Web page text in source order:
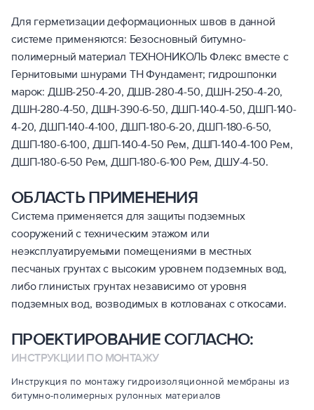
Для герметизации деформационных швов в данной
системе применяются: Безосновный битумно-
полимерный материал ТЕХНОНИКОЛЬ Флекс вместе с
Гернитовыми шнурами ТН Фундамент; гидрошпонки
марок: ДШВ-250-4-20, ДШВ-280-4-50, ДШН-250-4-20,
ДШН-280-4-50, ДШН-390-6-50, ДШП-140-4-50, ДШП-140-
4-20, ДШП-140-4-100, ДШП-180-6-20, ДШП-180-6-50,
ДШП-180-6-100, ДШП-140-4-50 Рем, ДШП-140-4-100 Рем,
ДШП-180-6-50 Рем, ДШП-180-6-100 Рем, ДШУ-4-50.
ОБЛАСТЬ ПРИМЕНЕНИЯ
Система применяется для защиты подземных
сооружений с техническим этажом или
неэксплуатируемыми помещениями в местных
песчаных грунтах с высоким уровнем подземных вод,
либо глинистых грунтах независимо от уровня
подземных вод, возводимых в котлованах с откосами.
ПРОЕКТИРОВАНИЕ СОГЛАСНО:
ИНСТРУКЦИИ ПО МОНТАЖУ
Инструкция по монтажу гидроизоляционной мембраны из
битумно-полимерных рулонных материалов